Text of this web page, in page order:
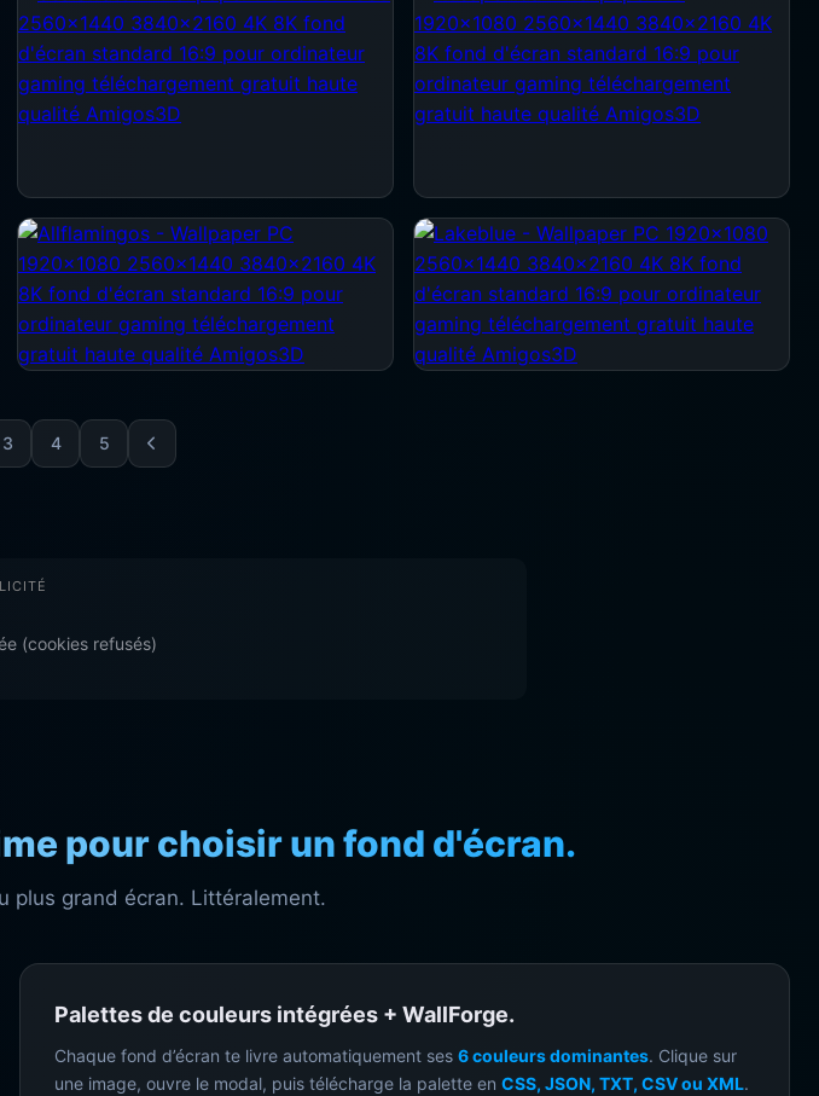
3 4 5
(cookies refusés)
pour choisir un fond d'écran.
plus grand écran. Littéralement.
Palettes de couleurs intégrées + WallForge.
Chaque fond d’écran te livre automatiquement ses 6 couleurs dominantes. Clique sur
une image, ouvre le modal, puis télécharge la palette en CSS, JSON, TXT, CSV ou XML.